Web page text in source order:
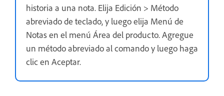
historia a una nota. Elija Edición > Método
abreviado de teclado, y luego elija Menú de
Notas en el menú Área del producto. Agregue
un método abreviado al comando y luego haga
clic en Aceptar.